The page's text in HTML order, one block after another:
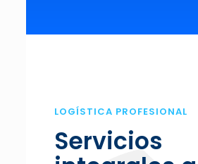
LOGÍSTICA PROFESIONAL
Servicios